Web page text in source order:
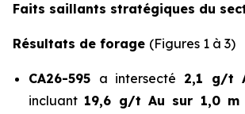
Faits saillants stratégiques du
Résultats de forage (Figures 1 à 3)
CA26-595 a intersecté 2,1 g/t
incluant 19,6 g/t Au sur 1,0 m